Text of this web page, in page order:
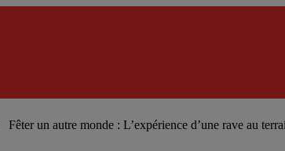
Fêter un autre monde : L’expérience d’une rave au